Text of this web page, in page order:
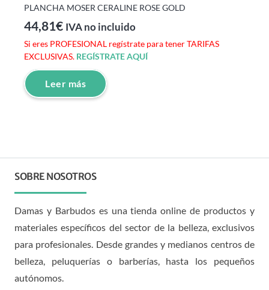
PLANCHA MOSER CERALINE ROSE GOLD
44,81€ IVA no incluido
Si eres PROFESIONAL regístrate para tener TARIFAS
EXCLUSIVAS. REGÍSTRATE AQUÍ
Leer más
SOBRE NOSOTROS
Damas y Barbudos es una tienda online de productos y
materiales específicos del sector de la belleza, exclusivos
para profesionales. Desde grandes y medianos centros de
belleza, peluquerías o barberías, hasta los pequeños
autónomos.